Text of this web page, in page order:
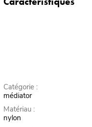
Catégorie :
médiator
Matériau :
nylon